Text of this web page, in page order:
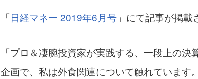
「日経マネー 2019年6月号 」にて記事が掲載
「プロ＆凄腕投資家が実践する、一段上の決
企画で、私は外食関連について触れています